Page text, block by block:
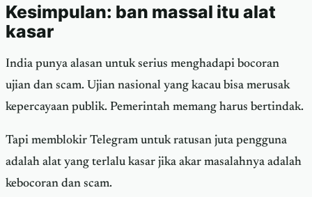
Kesimpulan: ban massal itu alat
kasar
India punya alasan untuk serius menghadapi bocoran
ujian dan scam. Ujian nasional yang kacau bisa merusak
kepercayaan publik. Pemerintah memang harus bertindak.
Tapi memblokir Telegram untuk ratusan juta pengguna
adalah alat yang terlalu kasar jika akar masalahnya adalah
kebocoran dan scam.